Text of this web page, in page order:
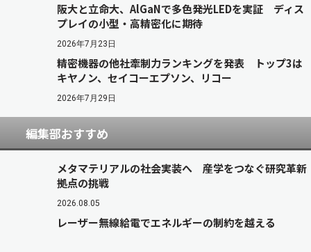
阪大と立命大、AlGaNで多色発光LEDを実証 ディス
プレイの小型・高精密化に期待
2026年7月23日
精密機器の他社牽制力ランキングを発表 トップ3は
キヤノン、セイコーエプソン、リコー
2026年7月29日
編集部おすすめ
メタマテリアルの社会実装へ 産学をつなぐ研究革新
拠点の挑戦
2026.08.05
レーザー無線給電でエネルギーの制約を越える